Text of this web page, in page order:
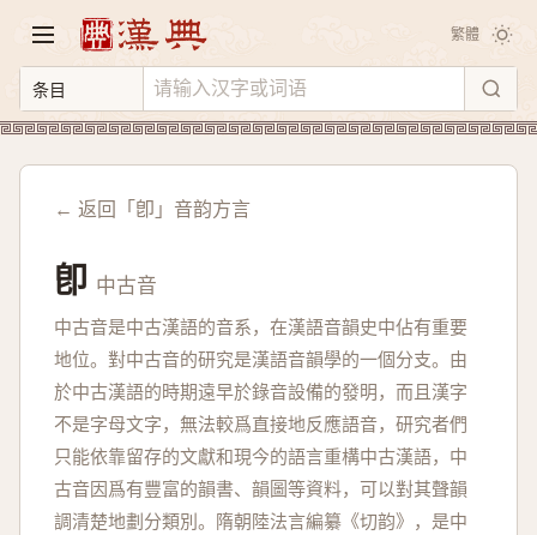
繁體
← 返回「卽」音韵方言
卽 中古音
中古音是中古漢語的音系，在漢語音韻史中佔有重要
地位。對中古音的研究是漢語音韻學的一個分支。由
於中古漢語的時期遠早於錄音設備的發明，而且漢字
不是字母文字，無法較爲直接地反應語音，研究者們
只能依靠留存的文獻和現今的語言重構中古漢語，中
古音因爲有豐富的韻書、韻圖等資料，可以對其聲韻
調清楚地劃分類別。隋朝陸法言編纂《切韵》，是中